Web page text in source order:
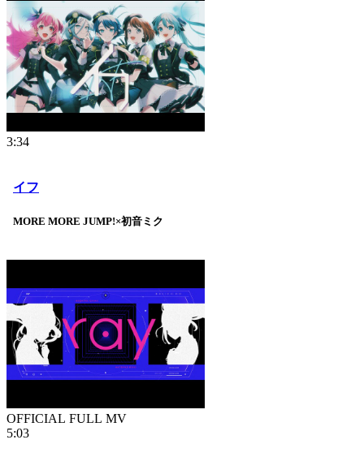
3:34
イフ
MORE MORE JUMP!×初音ミク
OFFICIAL FULL MV
5:03